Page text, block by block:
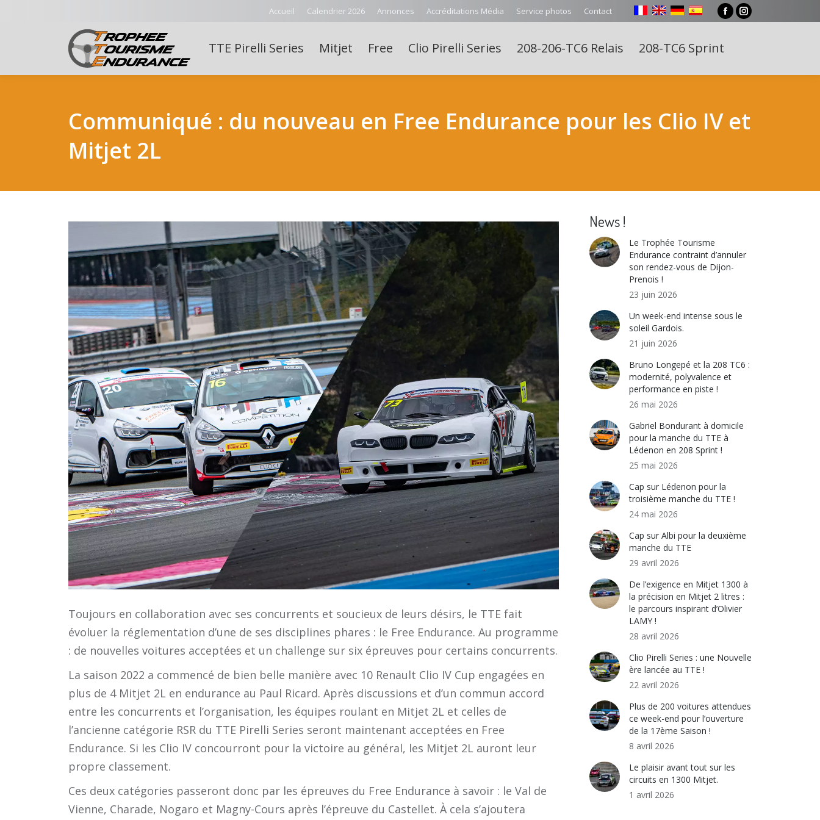
Accueil Calendrier 2026 Annonces Accréditations Média Service photos Contact
FacebookInstagram
TTE Pirelli Series Mitjet Free Clio Pirelli Series 208-206-TC6 Relais 208-TC6 Sprint
Communiqué : du nouveau en Free Endurance pour les Clio IV et
Mitjet 2L
Toujours en collaboration avec ses concurrents et soucieux de leurs désirs, le TTE fait
évoluer la réglementation d’une de ses disciplines phares : le Free Endurance. Au programme
: de nouvelles voitures acceptées et un challenge sur six épreuves pour certains concurrents.
La saison 2022 a commencé de bien belle manière avec 10 Renault Clio IV Cup engagées en
plus de 4 Mitjet 2L en endurance au Paul Ricard. Après discussions et d’un commun accord
entre les concurrents et l’organisation, les équipes roulant en Mitjet 2L et celles de
l’ancienne catégorie RSR du TTE Pirelli Series seront maintenant acceptées en Free
Endurance. Si les Clio IV concourront pour la victoire au général, les Mitjet 2L auront leur
propre classement.
Ces deux catégories passeront donc par les épreuves du Free Endurance à savoir : le Val de
Vienne, Charade, Nogaro et Magny-Cours après l’épreuve du Castellet. À cela s’ajoutera
News !
Le Trophée Tourisme
Endurance contraint d’annuler
son rendez-vous de Dijon-
Prenois !
23 juin 2026
Un week-end intense sous le
soleil Gardois.
21 juin 2026
Bruno Longepé et la 208 TC6 :
modernité, polyvalence et
performance en piste !
26 mai 2026
Gabriel Bondurant à domicile
pour la manche du TTE à
Lédenon en 208 Sprint !
25 mai 2026
Cap sur Lédenon pour la
troisième manche du TTE !
24 mai 2026
Cap sur Albi pour la deuxième
manche du TTE
29 avril 2026
De l’exigence en Mitjet 1300 à
la précision en Mitjet 2 litres :
le parcours inspirant d’Olivier
LAMY !
28 avril 2026
Clio Pirelli Series : une Nouvelle
ère lancée au TTE !
22 avril 2026
Plus de 200 voitures attendues
ce week-end pour l’ouverture
de la 17ème Saison !
8 avril 2026
Le plaisir avant tout sur les
circuits en 1300 Mitjet.
1 avril 2026